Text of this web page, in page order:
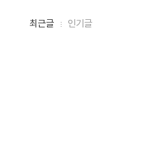
최
최근글 인기글